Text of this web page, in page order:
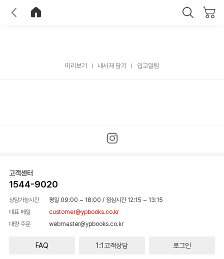
미리보기 내서재 담기 입고알림
고객센터
1544-9020
상담가능시간 평일 09:00 ~ 18:00 / 점심시간 12:15 ~ 13:15
대표 메일
customer@ypbooks.co.kr
대량 주문
webmaster@ypbooks.co.kr
FAQ 1:1고객상담 로그인